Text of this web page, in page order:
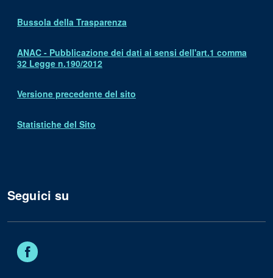
Bussola della Trasparenza
ANAC - Pubblicazione dei dati ai sensi dell'art.1 comma
32 Legge n.190/2012
Versione precedente del sito
Statistiche del Sito
Seguici su